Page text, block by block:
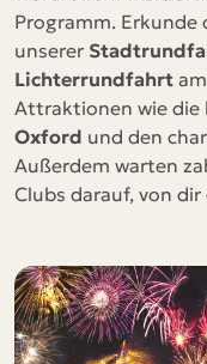
Programm.
unserer
Lichterrundfahrt
Attraktionen wie
Oxford und den
Außerdem warten
Clubs darauf, von